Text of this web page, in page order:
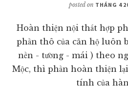
cho
thuê
posted on THÁNG 4
Hoàn thiện nội thất hợp
phần thô của căn hộ luôn
nền - tường - mái ) theo
Mộc, thì phần hoàn thiện
tính của